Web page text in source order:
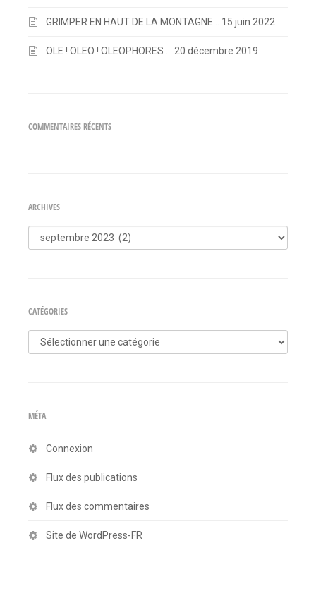
GRIMPER EN HAUT DE LA MONTAGNE .. 15 juin 2022
OLE ! OLEO ! OLEOPHORES … 20 décembre 2019
COMMENTAIRES RÉCENTS
ARCHIVES
Archives
CATÉGORIES
Catégories
MÉTA
Connexion
Flux des publications
Flux des commentaires
Site de WordPress-FR